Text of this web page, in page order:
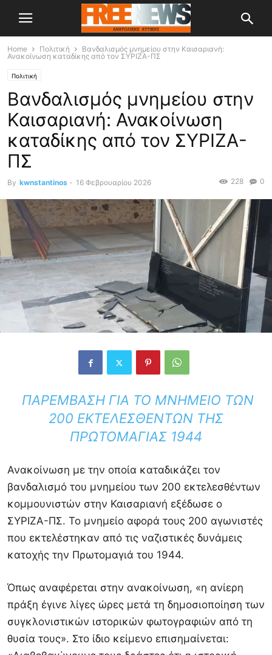
Home Πολιτική
Βανδαλισμός μνημείου στην Καισαριανή:
Ανακοίνωση καταδίκης από τον ΣΥΡΙΖΑ-ΠΣ
Πολιτική
Βανδαλισμός μνημείου στην
Καισαριανή: Ανακοίνωση
καταδίκης από τον ΣΥΡΙΖΑ-
ΠΣ
By kwnstantinos - 16 Φεβρουαρίου 2026 0
228
ΠΑΡΈΜΒΑΣΗ ΓΙΑ ΤΟ ΜΝΗΜΕΊΟ ΤΩΝ
200 ΕΚΤΕΛΕΣΘΈΝΤΩΝ ΤΗΣ
ΠΡΩΤΟΜΑΓΙΆΣ 1944
Ανακοίνωση με την οποία καταδικάζει τον
βανδαλισμό του μνημείου των 200 εκτελεσθέντων
κομμουνιστών στην Καισαριανή εξέδωσε ο
ΣΥΡΙΖΑ-ΠΣ. Το μνημείο αφορά τους 200 αγωνιστές
που εκτελέστηκαν από τις ναζιστικές δυνάμεις
κατοχής την Πρωτομαγιά του 1944.
Όπως αναφέρεται στην ανακοίνωση, «η ανίερη
πράξη έγινε λίγες ώρες μετά τη δημοσιοποίηση των
συγκλονιστικών ιστορικών φωτογραφιών από τη
θυσία τους». Στο ίδιο κείμενο επισημαίνεται: